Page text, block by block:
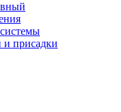
присадки